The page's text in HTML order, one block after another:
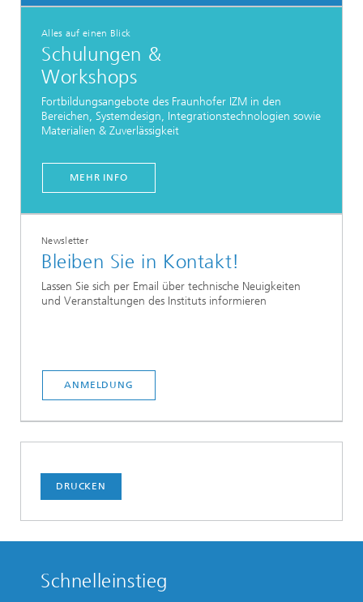
Alles auf einen Blick
Schulungen &
Workshops
Fortbildungsangebote des Fraunhofer IZM in den
Bereichen, Systemdesign, Integrationstechnologien sowie
Materialien & Zuverlässigkeit
MEHR INFO
Newsletter
Bleiben Sie in Kontakt!
Lassen Sie sich per Email über technische Neuigkeiten
und Veranstaltungen des Instituts informieren
ANMELDUNG
DRUCKEN
Schnelleinstieg